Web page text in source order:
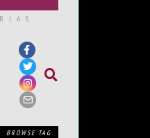
BROWSE TAG